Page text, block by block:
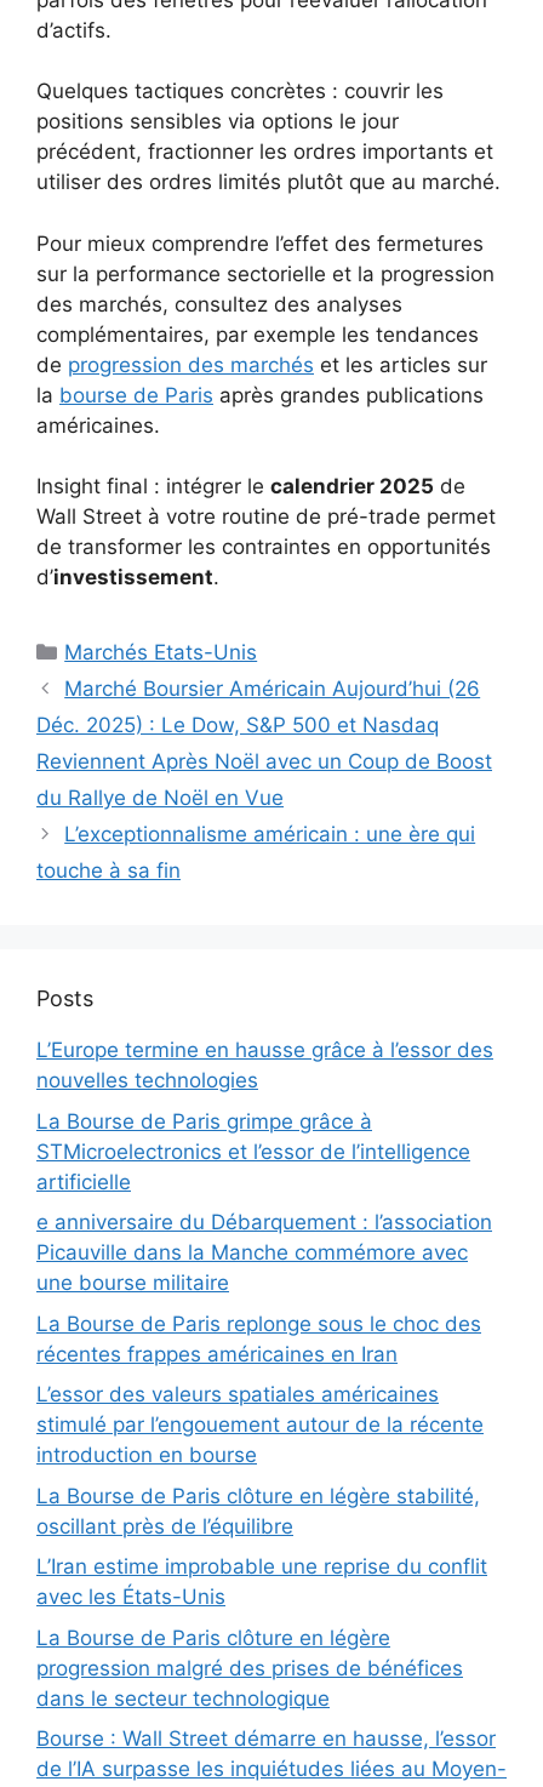
d’actifs.
Quelques tactiques concrètes : couvrir les
positions sensibles via options le jour
précédent, fractionner les ordres importants et
utiliser des ordres limités plutôt que au marché.
Pour mieux comprendre l’effet des fermetures
sur la performance sectorielle et la progression
des marchés, consultez des analyses
complémentaires, par exemple les tendances
de progression des marchés et les articles sur
la bourse de Paris après grandes publications
américaines.
Insight final : intégrer le calendrier 2025 de
Wall Street à votre routine de pré-trade permet
de transformer les contraintes en opportunités
d’investissement.
Catégories
Marchés Etats-Unis
Marché Boursier Américain Aujourd’hui (26
Déc. 2025) : Le Dow, S&P 500 et Nasdaq
Reviennent Après Noël avec un Coup de Boost
du Rallye de Noël en Vue
L’exceptionnalisme américain : une ère qui
touche à sa fin
Posts
L’Europe termine en hausse grâce à l’essor des
nouvelles technologies
La Bourse de Paris grimpe grâce à
STMicroelectronics et l’essor de l’intelligence
artificielle
e anniversaire du Débarquement : l’association
Picauville dans la Manche commémore avec
une bourse militaire
La Bourse de Paris replonge sous le choc des
récentes frappes américaines en Iran
L’essor des valeurs spatiales américaines
stimulé par l’engouement autour de la récente
introduction en bourse
La Bourse de Paris clôture en légère stabilité,
oscillant près de l’équilibre
L’Iran estime improbable une reprise du conflit
avec les États-Unis
La Bourse de Paris clôture en légère
progression malgré des prises de bénéfices
dans le secteur technologique
Bourse : Wall Street démarre en hausse, l’essor
de l’IA surpasse les inquiétudes liées au Moyen-